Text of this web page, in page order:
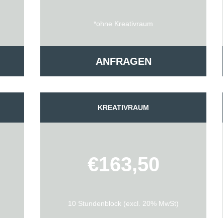
*ohne Kreativraum
ANFRAGEN
KREATIVRAUM
€163,50
10 Stundenblock (excl. 20% MwSt)